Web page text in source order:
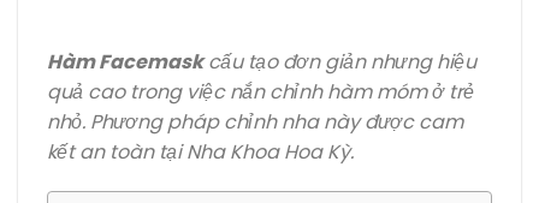
Hàm Facemaskcấu tạo đơn giản nhưng hiệu
quả cao trong việc nắn chỉnh hàm móm ở trẻ
nhỏ. Phương pháp chỉnh nha này được cam
kết an toàn tại Nha Khoa Hoa Kỳ.